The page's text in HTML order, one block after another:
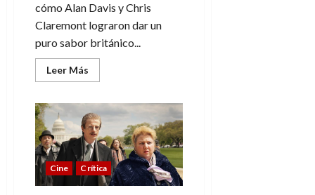
cómo Alan Davis y Chris
Claremont lograron dar un
puro sabor británico...
Leer Más
más
Excalibur,
héroes
con
sabor
británico
Cine Crítica